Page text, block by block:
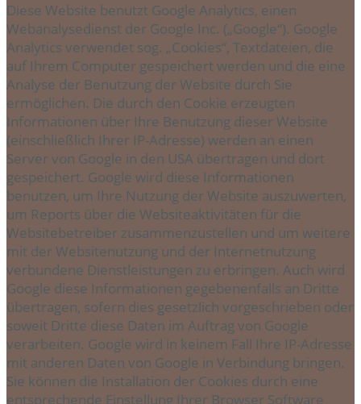
Diese Website benutzt Google Analytics, einen
Webanalysedienst der Google Inc. („Google“). Google
Analytics verwendet sog. „Cookies“, Textdateien, die
auf Ihrem Computer gespeichert werden und die eine
Analyse der Benutzung der Website durch Sie
ermöglichen. Die durch den Cookie erzeugten
Informationen über Ihre Benutzung dieser Website
(einschließlich Ihrer IP-Adresse) werden an einen
Server von Google in den USA übertragen und dort
gespeichert. Google wird diese Informationen
benutzen, um Ihre Nutzung der Website auszuwerten,
um Reports über die Websiteaktivitäten für die
Websitebetreiber zusammenzustellen und um weitere
mit der Websitenutzung und der Internetnutzung
verbundene Dienstleistungen zu erbringen. Auch wird
Google diese Informationen gegebenenfalls an Dritte
übertragen, sofern dies gesetzlich vorgeschrieben oder
soweit Dritte diese Daten im Auftrag von Google
verarbeiten. Google wird in keinem Fall Ihre IP-Adresse
mit anderen Daten von Google in Verbindung bringen.
Sie können die Installation der Cookies durch eine
entsprechende Einstellung Ihrer Browser Software